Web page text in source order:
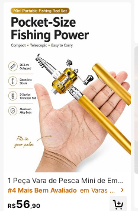
1 Peça Vara de Pesca Mini de Emer
gência - Vara de Alumínio Dobrável
Molinete Instantâneo - Ferramenta
#4 Mais Bem Avaliado em Varas de Pesca e Acessórios
R$56 ,90